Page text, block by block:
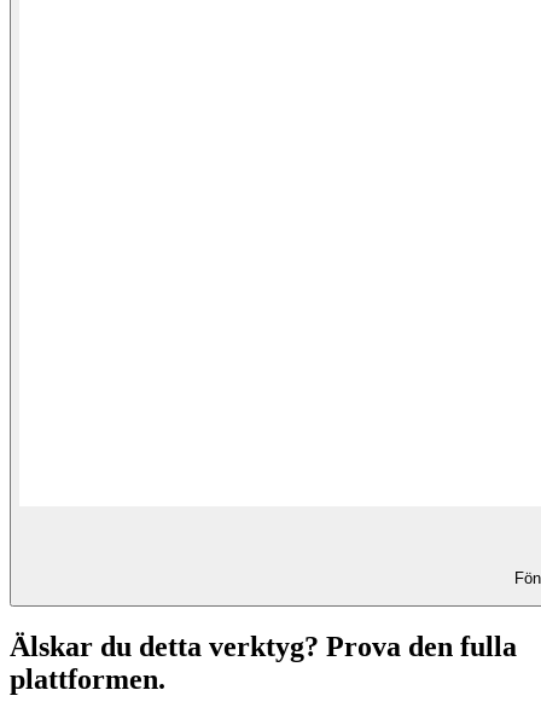
Älskar du detta verktyg? Prova den fulla
plattformen.